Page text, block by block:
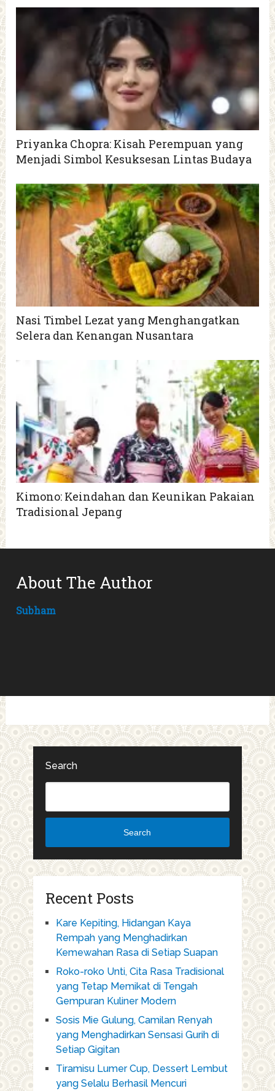
Priyanka Chopra: Kisah Perempuan yang
Menjadi Simbol Kesuksesan Lintas Budaya
Nasi Timbel Lezat yang Menghangatkan
Selera dan Kenangan Nusantara
Kimono: Keindahan dan Keunikan Pakaian
Tradisional Jepang
About The Author
Subham
Search
Search
Recent Posts
Kare Kepiting, Hidangan Kaya
Rempah yang Menghadirkan
Kemewahan Rasa di Setiap Suapan
Roko-roko Unti, Cita Rasa Tradisional
yang Tetap Memikat di Tengah
Gempuran Kuliner Modern
Sosis Mie Gulung, Camilan Renyah
yang Menghadirkan Sensasi Gurih di
Setiap Gigitan
Tiramisu Lumer Cup, Dessert Lembut
yang Selalu Berhasil Mencuri